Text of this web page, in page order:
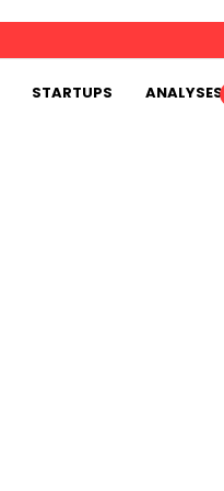
STARTUPS
ANALYSES